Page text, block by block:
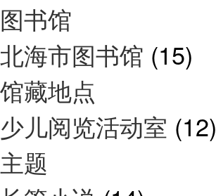
图书馆
北海市图书馆 (15)
馆藏地点
少儿阅览活动室 (12)
主题